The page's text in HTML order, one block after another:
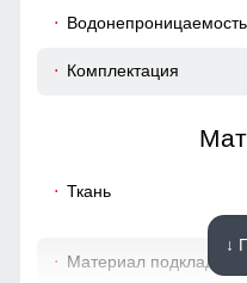
Водонепроницаемость
Комплектация
Ткань
Материал подкладки
↓